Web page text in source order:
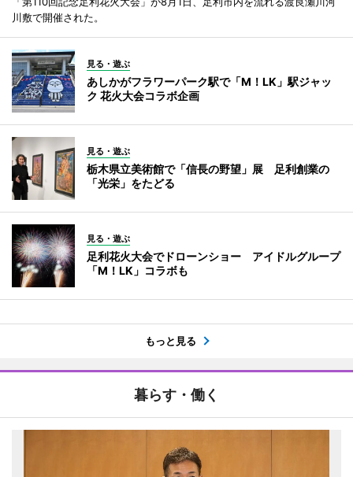
川敷で開催された。
見る・遊ぶ
あしかがフラワーパーク駅で「M！LK」駅ジャッ
ク 花火大会コラボ企画
見る・遊ぶ
栃木県立美術館で「信長の野望」展 足利創業の
「光栄」をたどる
見る・遊ぶ
足利花火大会でドローンショー アイドルグループ
「M！LK」コラボも
もっと見る
暮らす・働く